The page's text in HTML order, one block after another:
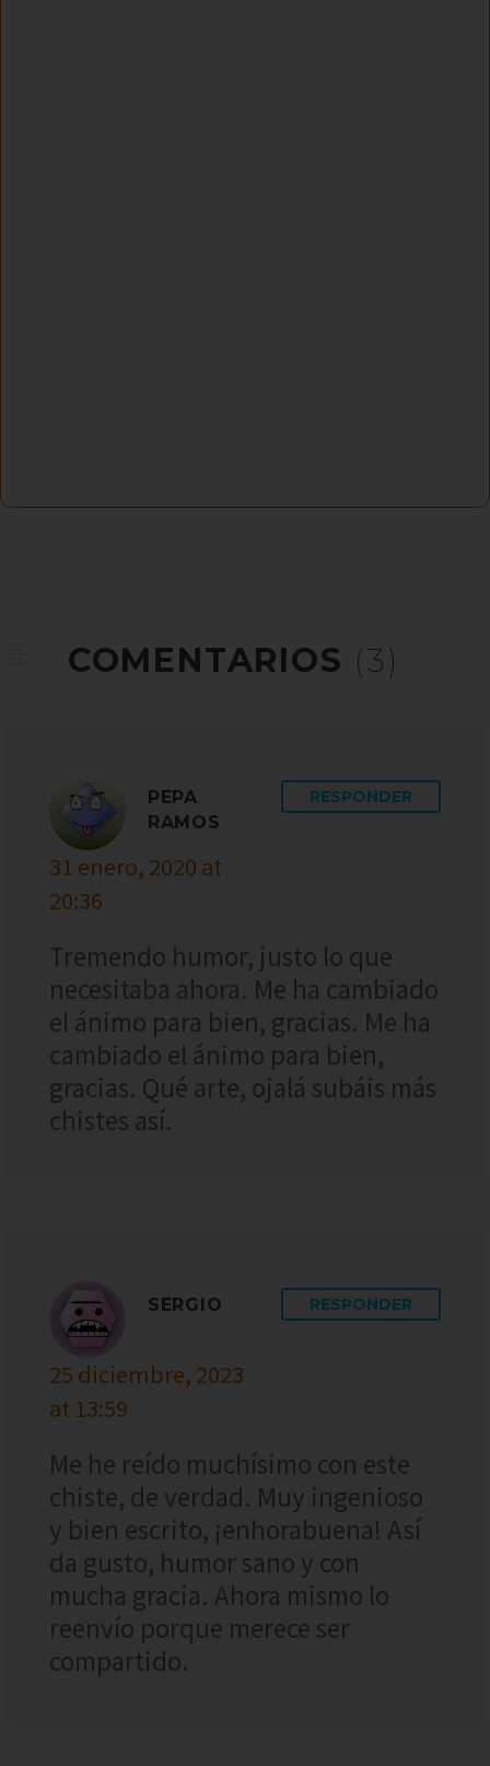
COMENTARIOS (3)
PEPA
RAMOS
31 enero, 2020 at
20:36
RESPONDER
Tremendo humor, justo lo que
necesitaba ahora. Me ha cambiado
el ánimo para bien, gracias. Me ha
cambiado el ánimo para bien,
gracias. Qué arte, ojalá subáis más
chistes así.
SERGIO
25 diciembre, 2023
at 13:59
RESPONDER
Me he reído muchísimo con este
chiste, de verdad. Muy ingenioso
y bien escrito, ¡enhorabuena! Así
da gusto, humor sano y con
mucha gracia. Ahora mismo lo
reenvío porque merece ser
compartido.